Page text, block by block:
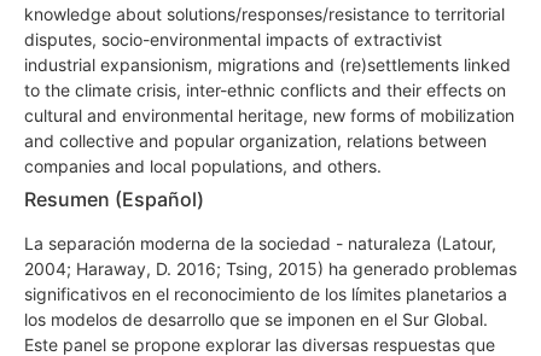
knowledge about solutions/responses/resistance to territorial
disputes, socio-environmental impacts of extractivist
industrial expansionism, migrations and (re)settlements linked
to the climate crisis, inter-ethnic conflicts and their effects on
cultural and environmental heritage, new forms of mobilization
and collective and popular organization, relations between
companies and local populations, and others.
Resumen (Español)
La separación moderna de la sociedad - naturaleza (Latour,
2004; Haraway, D. 2016; Tsing, 2015) ha generado problemas
significativos en el reconocimiento de los límites planetarios a
los modelos de desarrollo que se imponen en el Sur Global.
Este panel se propone explorar las diversas respuestas que